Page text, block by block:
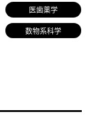
医歯薬学
数物系科学